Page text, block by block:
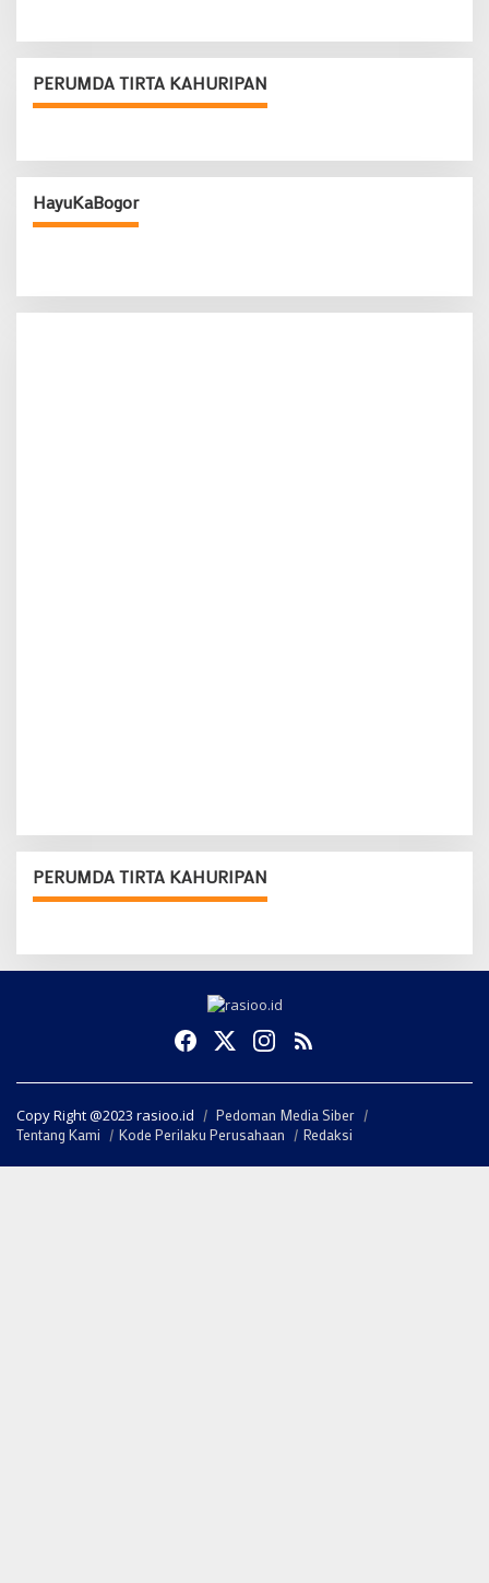
PERUMDA TIRTA KAHURIPAN
HayuKaBogor
PERUMDA TIRTA KAHURIPAN
Copy Right @2023 rasioo.id
Pedoman Media Siber
Tentang Kami
Kode Perilaku Perusahaan Redaksi